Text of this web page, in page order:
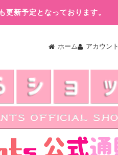
新予定となっております。
ホーム アカウント